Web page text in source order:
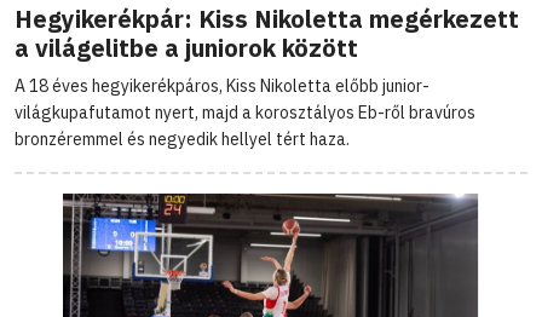
Hegyikerékpár: Kiss Nikoletta megérkezett
a világelitbe a juniorok között
A 18 éves hegyikerékpáros, Kiss Nikoletta előbb junior-
világkupafutamot nyert, majd a korosztályos Eb-ről bravúros
bronzéremmel és negyedik hellyel tért haza.